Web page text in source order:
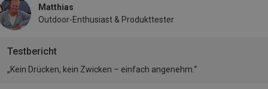
Testbericht
Matthias
Outdoor-Enthusiast & Produkttester
„Kein Drücken, kein Zwicken – einfach angenehm.“